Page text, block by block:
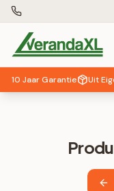
10 Jaar Garantie Uit